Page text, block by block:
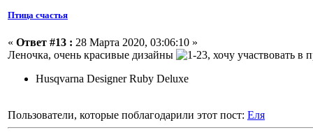
Птица счастья
« Ответ #13 : 28 Марта 2020, 03:06:10 »
Леночка, очень красивые дизайны
, хочу участвовать в
Husqvarna Designer Ruby Deluxe
Пользователи, которые поблагодарили этот пост: Еля